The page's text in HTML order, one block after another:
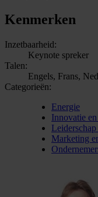
Kenmerken
Inzetbaarheid:
Keynote spreker
Talen:
Engels, Frans,
Categorieën:
Energie
Innovatie
Marketing